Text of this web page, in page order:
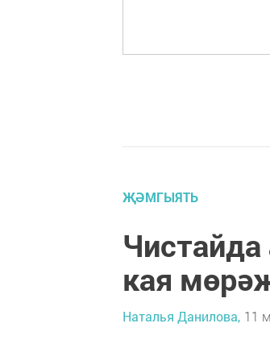
ҖӘМГЫЯТЬ
кая
Наталья Данилова, 11